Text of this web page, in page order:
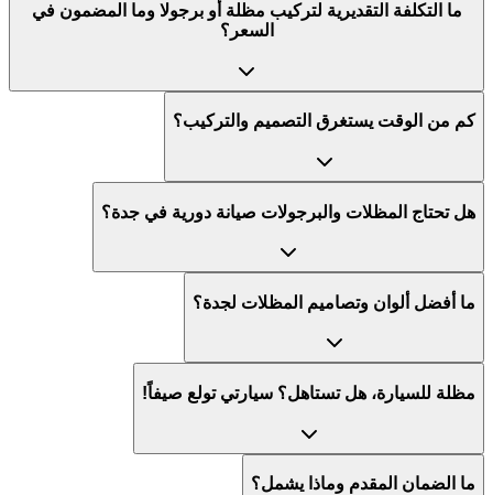
ما التكلفة التقديرية لتركيب مظلة أو برجولا وما المضمون في
السعر؟
كم من الوقت يستغرق التصميم والتركيب؟
هل تحتاج المظلات والبرجولات صيانة دورية في جدة؟
ما أفضل ألوان وتصاميم المظلات لجدة؟
مظلة للسيارة، هل تستاهل؟ سيارتي تولع صيفاً!
ما الضمان المقدم وماذا يشمل؟